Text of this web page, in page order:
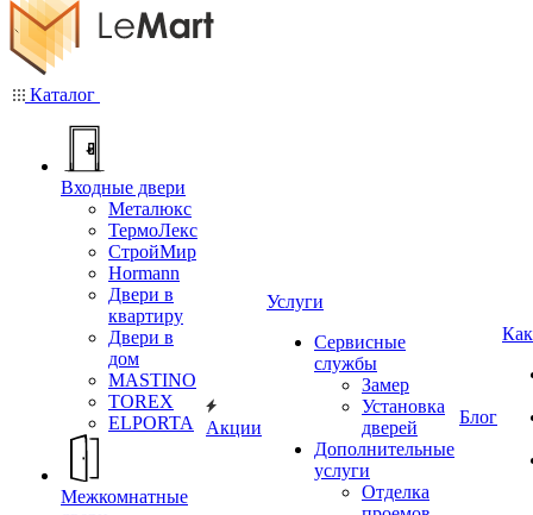
Каталог
Входные двери
Металюкс
ТермоЛекс
СтройМир
Hormann
Двери в
квартиру
Двери в
дом
MASTINO
TOREX
ELPORTA
Межкомнатные
Акции
Услуги
Сервисные
службы
Замер
Установка
дверей
Дополнительные
услуги
Отделка
Блог